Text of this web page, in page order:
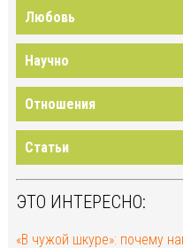
Любовь
Научно
Отношения
Статьи
ЭТО ИНТЕРЕСНО:
«В чужой шкуре»: почему